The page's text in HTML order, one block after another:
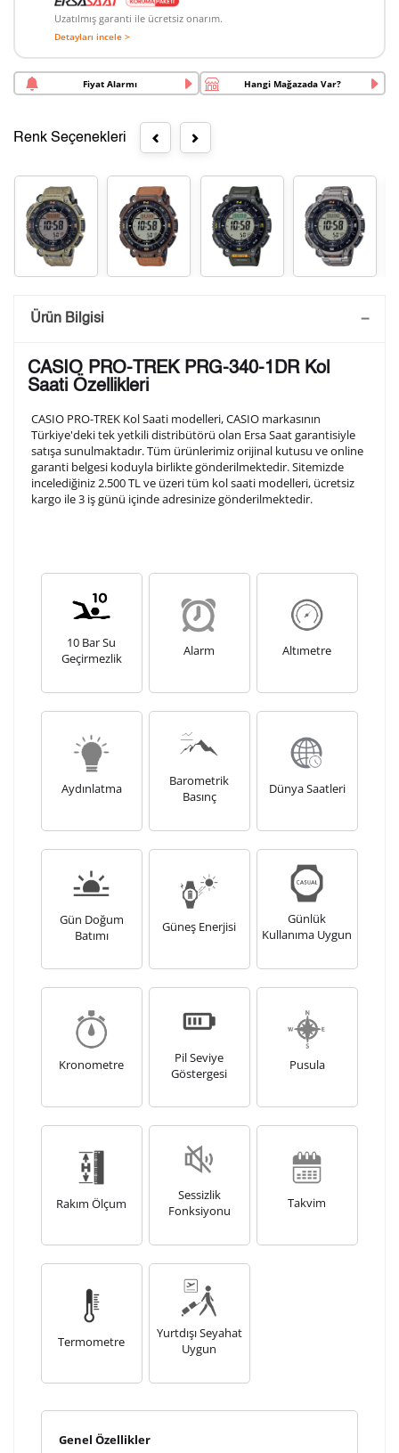
Uzatılmış garanti ile ücretsiz onarım.
Detayları incele >
Fiyat Alarmı Hangi Mağazada Var?
Renk Seçenekleri
Saatini Kişiselleştir
arka kapağına gravür tekniği ile formda belirtmiş
olduğunuz şekilde işlenecektir.
1. Satır
10/ 10
2. Satır
10/ 10
Lütfen font seçiniz
Kişiselleştirilmiş ürünlerin teslim süresi gravür işleme
sebebi ile 1-2 iş günü uzamaktadır. Gravür İşlemi
tamamlandıktan sonra siparişiniz kargoya verilecektir.
Kişiselleştirilmiş
iade ve değişim
Ürün Bilgisi
CASIO PRO-TREK PRG-340-1DR Kol
Saati Özellikleri
CASIO PRO-TREK Kol Saati modelleri, CASIO markasının
Türkiye'deki tek yetkili distribütörü olan Ersa Saat garantisiyle
satışa sunulmaktadır. Tüm ürünlerimiz orijinal kutusu ve online
garanti belgesi koduyla birlikte gönderilmektedir. Sitemizde
incelediğiniz 2.500 TL ve üzeri tüm kol saati modelleri, ücretsiz
kargo ile 3 iş günü içinde adresinize gönderilmektedir.
10 Bar Su
Geçirmezlik
Alarm Altımetre
Aydınlatma
Barometrik
Basınç
Dünya Saatleri
Gün Doğum
Batımı
Güneş Enerjisi
Günlük
Kullanıma Uygun
Kronometre
Pil Seviye
Göstergesi
Pusula
Rakım Ölçum
Sessizlik
Fonksiyonu
Takvim
Termometre
Yurtdışı Seyahat
Uygun
Genel Özellikler